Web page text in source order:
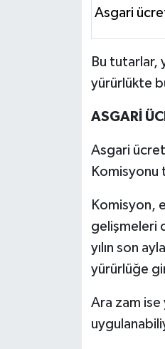
Asgari
Bu tutarlar,
yürürlükte
ASGARİ
Asgari
Komisyonu
Komisyon,
gelişmeleri
yılın son
yürürlüğe
Ara zam ise